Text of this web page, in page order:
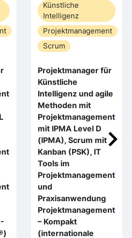
Künstliche
Intelligenz
Projektmanagement
Scrum
Projektmanager für
Künstliche
Intelligenz und agile
Methoden mit
Projektmanagement
mit IPMA Level D
(IPMA), Scrum mit
Kanban (PSK), IT
Tools im
Projektmanagement
und
Praxisanwendung
Projektmanagement
– Kompakt
(internationale